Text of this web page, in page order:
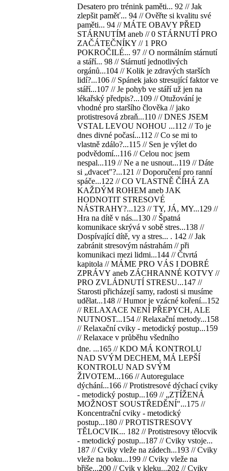
Desatero pro trénink paměti... 92 // Jak
zlepšit paměť... 94 // Ověřte si kvalitu své
paměti... 94 // MÁTE OBAVY PŘED
STÁRNUTÍM aneb // 0 STÁRNUTÍ PRO
ZAČÁTEČNÍKY // 1 PRO
POKROČILÉ... 97 // O normálním stárnutí
a stáří... 98 // Stárnutí jednotlivých
orgánů...104 // Kolik je zdravých starších
lidí?...106 // Spánek jako stresující faktor ve
stáří...107 // Je pohyb ve stáří už jen na
lékařský předpis?...109 // Otužování je
vhodné pro staršího člověka // jako
protistresová zbraň...110 // DNES JSEM
VSTAL LEVOU NOHOU ...112 // To je
dnes divné počasí...112 // Co se mi to
vlastně zdálo?...115 // Sen je výlet do
podvědomí...116 // Celou noc jsem
nespal...119 // Ne a ne usnout...119 // Dáte
si „dvacet"?...121 // Doporučení pro ranní
spáče...122 // CO VLASTNĚ ČÍHÁ ZA
KAŽDÝM ROHEM aneb JAK
HODNOTIT STRESOVÉ
NÁSTRAHY?...123 // TY, JÁ, MY...129 //
Hra na dítě v nás...130 // Špatná
komunikace skrývá v sobě stres...138 //
Dospívající dítě, vy a stres... . 142 // Jak
zabránit stresovým nástrahám // při
komunikaci mezi lidmi...144 // Čtvrtá
kapitola // MÁME PRO VÁS I DOBRÉ
ZPRÁVY aneb ZÁCHRANNÉ KOTVY //
PRO ZVLÁDNUTÍ STRESU...147 //
Starosti přicházejí samy, radosti si musíme
udělat...148 // Humor je vzácné koření...152
// RELAXACE NENÍ PŘEPYCH, ALE
NUTNOST...154 // Relaxační metody...158
// Relaxační cviky - metodický postup...159
// Relaxace v průběhu všedního
dne. ...165 // KDO MÁ KONTROLU
NAD SVÝM DECHEM, MÁ LEPŠÍ
KONTROLU NAD SVÝM
ŽIVOTEM...166 // Autoregulace
dýchání...166 // Protistresové dýchací cviky
- metodický postup...169 // „ZTÍŽENÁ
MOŽNOST SOUSTŘEDĚNÍ"...175 //
Koncentrační cviky - metodický
postup...180 // PROTISTRESOVY
TĚLOCVIK... 182 // Protistresovy tělocvik
- metodický postup...187 // Cviky vstoje...
187 // Cviky vleže na zádech...193 // Cviky
vleže na boku...199 // Cviky vleže na
břiše...200 // Cvik v kleku...202 // Cviky